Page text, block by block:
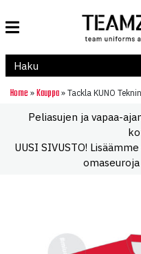
Home » Kauppa » Tackla KUNO
Peliasujen ja vapaa-
UUSI SIVUSTO!